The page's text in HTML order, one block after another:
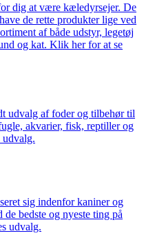
dig at være kæledyrsejer. De
de rette produkter lige ved
af både udstyr, legetøj
og kat. Klik her for at se
udvalg af foder og tilbehør til
akvarier, fisk, reptiller og
sig indenfor kaniner og
bedste og nyeste ting på
udvalg.